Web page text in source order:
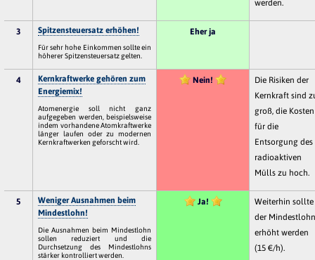
werden.
3 Spitzensteuersatz erhöhen!
Für sehr hohe Einkommen sollte ein
höherer Spitzensteuersatz gelten.
Eher ja
4
Kernkraftwerke gehören zum
Energiemix!
Atomenergie soll nicht ganz
aufgegeben werden, beispielsweise
indem vorhandene Atomkraftwerke
länger laufen oder zu modernen
Kernkraftwerken geforscht wird.
Nein!
Die Risiken der
Kernkraft sind
groß, die Kosten
für die
Entsorgung des
radioaktiven
Mülls zu hoch.
5
Weniger Ausnahmen beim
Mindestlohn!
Die Ausnahmen beim Mindestlohn
sollen reduziert und die
Durchsetzung des Mindestlohns
stärker kontrolliert werden.
Ja!
Weiterhin sollte
der
erhöht werden
(15 €/h).